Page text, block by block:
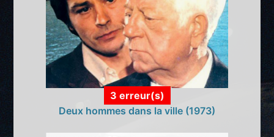
3 erreur(s)
Deux hommes dans la ville (1973)